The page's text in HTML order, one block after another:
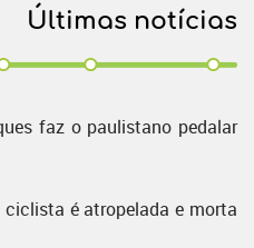
Últimas notícias
faz o paulistano pedalar
é atropelada e morta